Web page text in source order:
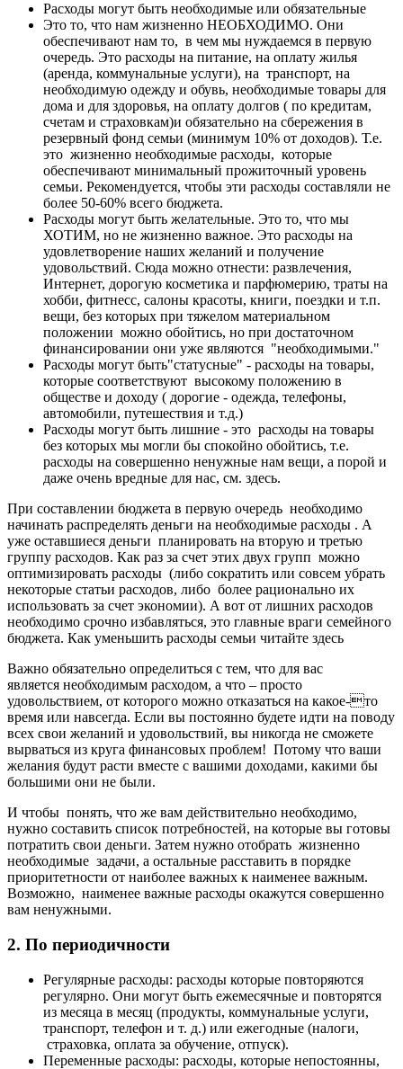
Расходы могут быть необходимые или обязательные
Это то, что нам жизненно НЕОБХОДИМО. Они
обеспечивают нам то, в чем мы нуждаемся в первую
очередь. Это расходы на питание, на оплату жилья
(аренда, коммунальные услуги), на транспорт, на
необходимую одежду и обувь, необходимые товары для
дома и для здоровья, на оплату долгов ( по кредитам,
счетам и страховкам)и обязательно на сбережения в
резервный фонд семьи (минимум 10% от доходов). Т.е.
это жизненно необходимые расходы, которые
обеспечивают минимальный прожиточный уровень
семьи. Рекомендуется, чтобы эти расходы составляли не
более 50-60% всего бюджета.
Расходы могут быть желательные. Это то, что мы
ХОТИМ, но не жизненно важное. Это расходы на
удовлетворение наших желаний и получение
удовольствий. Сюда можно отнести: развлечения,
Интернет, дорогую косметика и парфюмерию, траты на
хобби, фитнесс, салоны красоты, книги, поездки и т.п.
вещи, без которых при тяжелом материальном
положении можно обойтись, но при достаточном
финансировании они уже являются "необходимыми."
Расходы могут быть"статусные" - расходы на товары,
которые соответствуют высокому положению в
обществе и доходу ( дорогие - одежда, телефоны,
автомобили, путешествия и т.д.)
Расходы могут быть лишние - это расходы на товары
без которых мы могли бы спокойно обойтись, т.е.
расходы на совершенно ненужные нам вещи, а порой и
даже очень вредные для нас, см. здесь.
При составлении бюджета в первую очередь необходимо
начинать распределять деньги на необходимые расходы . А
уже оставшиеся деньги планировать на вторую и третью
группу расходов. Как раз за счет этих двух групп можно
оптимизировать расходы (либо сократить или совсем убрать
некоторые статьи расходов, либо более рационально их
использовать за счет экономии). А вот от лишних расходов
необходимо срочно избавляться, это главные враги семейного
бюджета. Как уменьшить расходы семьи читайте здесь
Важно обязательно определиться с тем, что для вас
является необходимым расходом, а что – просто
удовольствием, от которого можно отказаться на какое-то
время или навсегда. Если вы постоянно будете идти на поводу
всех свои желаний и удовольствий, вы никогда не сможете
вырваться из круга финансовых проблем! Потому что ваши
желания будут расти вместе с вашими доходами, какими бы
большими они не были.
И чтобы понять, что же вам действительно необходимо,
нужно составить список потребностей, на которые вы готовы
потратить свои деньги. Затем нужно отобрать жизненно
необходимые задачи, а остальные расставить в порядке
приоритетности от наиболее важных к наименее важным.
Возможно, наименее важные расходы окажутся совершенно
вам ненужными.
2. По периодичности
Регулярные расходы: расходы которые повторяются
регулярно. Они могут быть ежемесячные и повторятся
из месяца в месяц (продукты, коммунальные услуги,
транспорт, телефон и т. д.) или ежегодные (налоги,
страховка, оплата за обучение, отпуск).
Переменные расходы: расходы, которые непостоянны,